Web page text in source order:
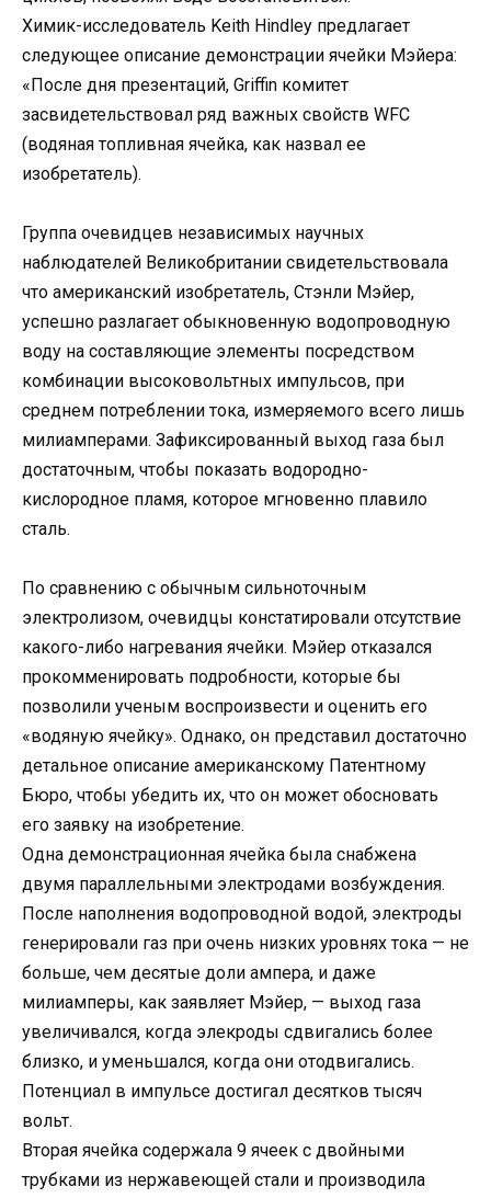
Химик-исследователь Keith Hindley предлагает
следующее описание демонстрации ячейки Мэйера:
«После дня презентаций, Griffin комитет
засвидетельствовал ряд важных свойств WFC
(водяная топливная ячейка, как назвал ее
изобретатель).
Группа очевидцев независимых научных
наблюдателей Великобритании свидетельствовала
что американский изобретатель, Стэнли Мэйер,
успешно разлагает обыкновенную водопроводную
воду на составляющие элементы посредством
комбинации высоковольтных импульсов, при
среднем потреблении тока, измеряемого всего лишь
милиамперами. Зафиксированный выход газа был
достаточным, чтобы показать водородно-
кислородное пламя, которое мгновенно плавило
сталь.
По сравнению с обычным сильноточным
электролизом, очевидцы констатировали отсутствие
какого-либо нагревания ячейки. Мэйер отказался
прокомменировать подробности, которые бы
позволили ученым воспроизвести и оценить его
«водяную ячейку». Однако, он представил достаточно
детальное описание американскому Патентному
Бюро, чтобы убедить их, что он может обосновать
его заявку на изобретение.
Одна демонстрационная ячейка была снабжена
двумя параллельными электродами возбуждения.
После наполнения водопроводной водой, электроды
генерировали газ при очень низких уровнях тока — не
больше, чем десятые доли ампера, и даже
милиамперы, как заявляет Мэйер, — выход газа
увеличивался, когда элекроды сдвигались более
близко, и уменьшался, когда они отодвигались.
Потенциал в импульсе достигал десятков тысяч
вольт.
Вторая ячейка содержала 9 ячеек с двойными
трубками из нержавеющей стали и производила